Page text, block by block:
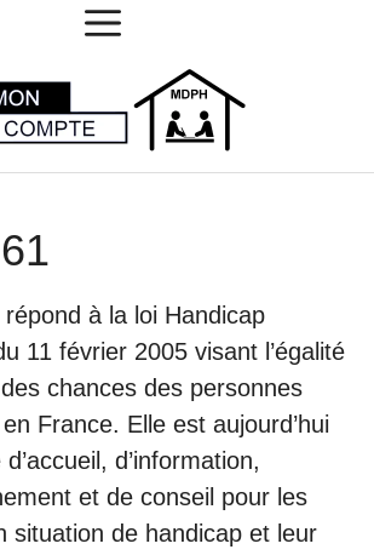
MENU
à la loi Handicap
11 février 2005 visant l’égalité
chances des personnes
France. Elle est aujourd’hui
d’information,
et de conseil pour les
situation de handicap et leur